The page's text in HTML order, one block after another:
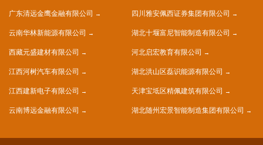
广东清远金鹰金融有限公司 四川雅安佩西证券集团有限公司
云南华林新能源有限公司 湖北十堰富尼智能制造有限公司
西藏元盛建材有限公司 河北启宏教育有限公司
江西河树汽车有限公司 湖北洪山区磊识能源有限公司
江西建新电子有限公司 天津宝坻区精佩建筑有限公司
云南博远金融有限公司 湖北随州宏景智能制造集团有限公司